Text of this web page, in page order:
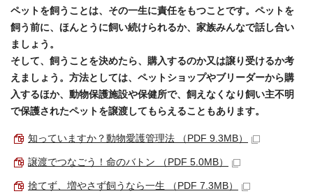
ペットを飼うことは、その一生に責任をもつことです。ペットを
飼う前に、ほんとうに飼い続けられるか、家族みんなで話し合い
ましょう。
そして、飼うことを決めたら、購入するのか又は譲り受けるか考
えましょう。方法としては、ペットショップやブリーダーから購
入するほか、動物保護施設や保健所で、飼えなくなり飼い主不明
で保護されたペットを譲渡してもらえることもあります。
知っていますか？動物愛護管理法 （PDF 9.3MB）
譲渡でつなごう！命のバトン （PDF 5.0MB）
捨てず、増やさず飼うなら一生 （PDF 7.3MB）